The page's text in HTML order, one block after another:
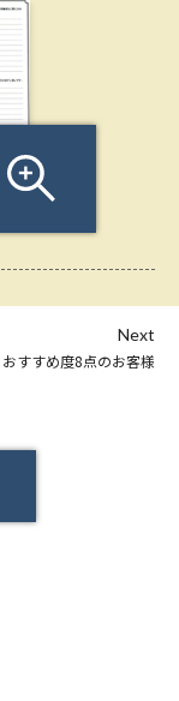
Next
おすすめ度8点のお客様